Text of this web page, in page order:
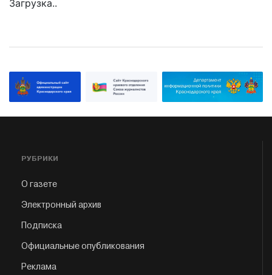
Загрузка..
РУБРИКИ
О газете
Электронный архив
Подписка
Официальные опубликования
Реклама